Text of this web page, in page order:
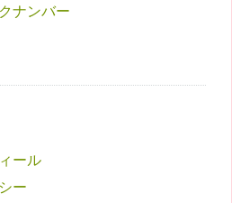
ナンバー
ール
ー